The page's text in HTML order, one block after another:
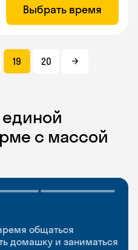
Выбрать время
19 20
с массой
общаться
домашку и заниматься
новые слова где
практики